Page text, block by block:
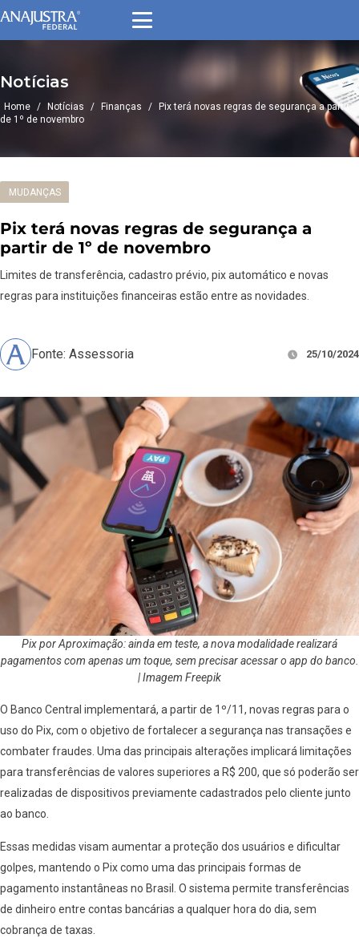
Notícias
Home / Notícias / Finanças /
Pix terá novas regras de segurança a partir
de 1º de novembro
MUDANÇAS
Pix terá novas regras de segurança a
partir de 1º de novembro
Limites de transferência, cadastro prévio, pix automático e novas
regras para instituições financeiras estão entre as novidades.
Fonte: Assessoria 25/10/2024
Pix por Aproximação: ainda em teste, a nova modalidade realizará
pagamentos com apenas um toque, sem precisar acessar o app do banco.
| Imagem Freepik
O Banco Central implementará, a partir de 1º/11, novas regras para o
uso do Pix, com o objetivo de fortalecer a segurança nas transações e
combater fraudes. Uma das principais alterações implicará limitações
para transferências de valores superiores a R$ 200, que só poderão ser
realizadas de dispositivos previamente cadastrados pelo cliente junto
ao banco.
Essas medidas visam aumentar a proteção dos usuários e dificultar
golpes, mantendo o Pix como uma das principais formas de
pagamento instantâneas no Brasil. O sistema permite transferências
de dinheiro entre contas bancárias a qualquer hora do dia, sem
cobrança de taxas.